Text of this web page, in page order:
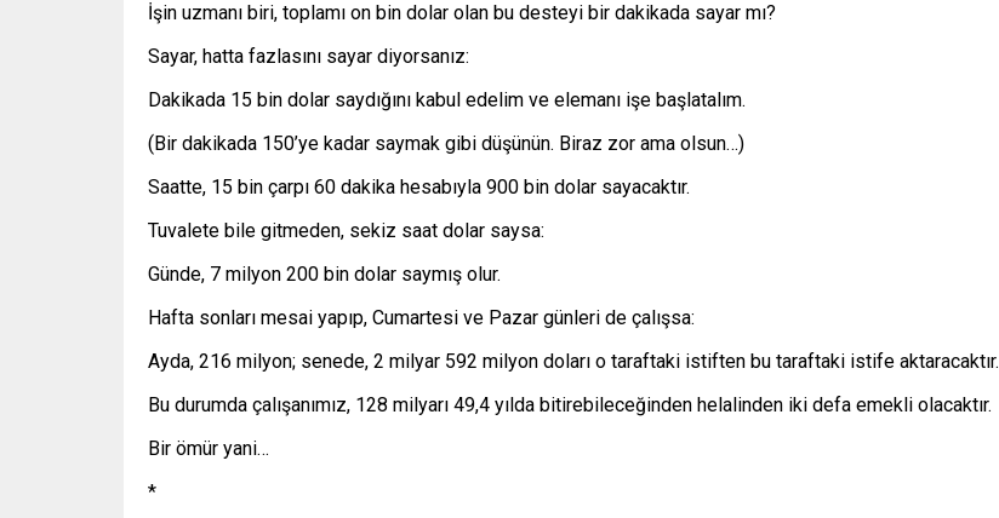
İşin uzmanı biri, toplamı on bin dolar olan bu desteyi bir dakikada sayar mı?
Sayar, hatta fazlasını sayar diyorsanız:
Dakikada 15 bin dolar saydığını kabul edelim ve elemanı işe başlatalım.
(Bir dakikada 150’ye kadar saymak gibi düşünün. Biraz zor ama olsun…)
Saatte, 15 bin çarpı 60 dakika hesabıyla 900 bin dolar sayacaktır.
Tuvalete bile gitmeden, sekiz saat dolar saysa:
Günde, 7 milyon 200 bin dolar saymış olur.
Hafta sonları mesai yapıp, Cumartesi ve Pazar günleri de çalışsa:
Ayda, 216 milyon; senede, 2 milyar 592 milyon doları o taraftaki istiften bu taraftaki istife aktaracaktır.
Bu durumda çalışanımız, 128 milyarı 49,4 yılda bitirebileceğinden helalinden iki defa emekli olacaktır.
Bir ömür yani…
*